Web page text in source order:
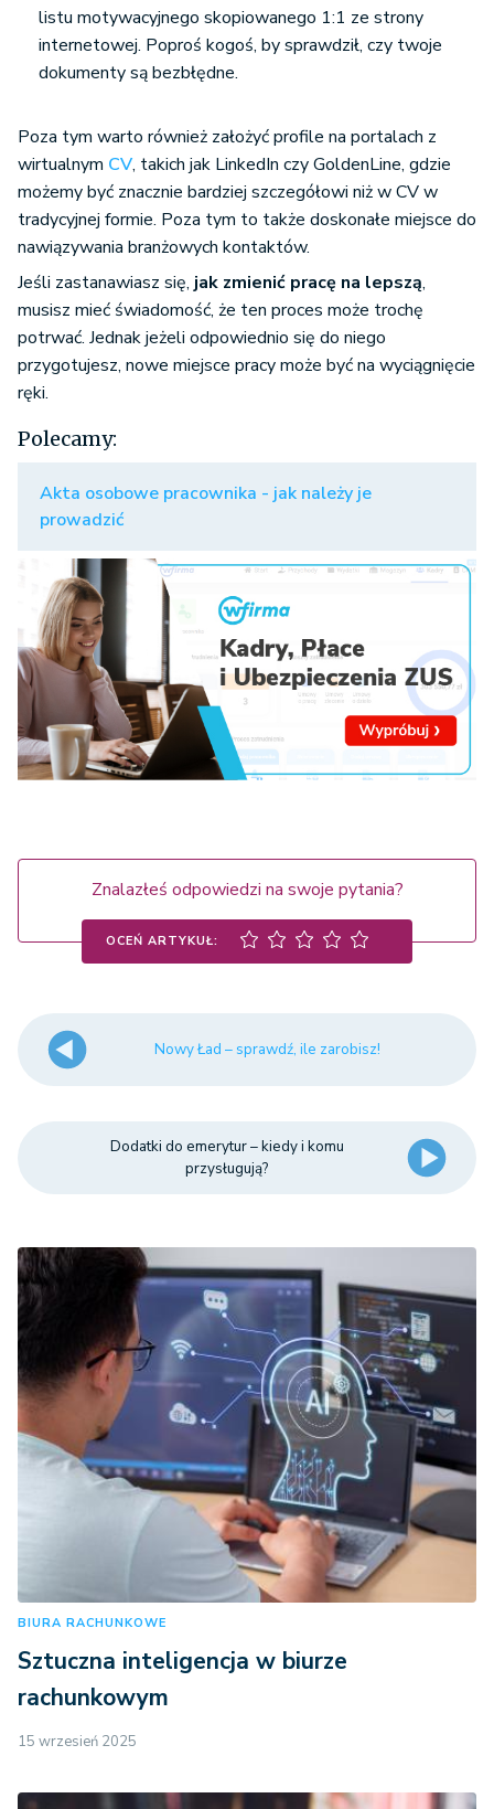
listu motywacyjnego skopiowanego 1:1 ze strony
internetowej. Poproś kogoś, by sprawdził, czy twoje
dokumenty są bezbłędne.
Poza tym warto również założyć profile na portalach z
wirtualnym CV, takich jak LinkedIn czy GoldenLine, gdzie
możemy być znacznie bardziej szczegółowi niż w CV w
tradycyjnej formie. Poza tym to także doskonałe miejsce do
nawiązywania branżowych kontaktów.
Jeśli zastanawiasz się, jak zmienić pracę na lepszą,
musisz mieć świadomość, że ten proces może trochę
potrwać. Jednak jeżeli odpowiednio się do niego
przygotujesz, nowe miejsce pracy może być na wyciągnięcie
ręki.
Polecamy:
Akta osobowe pracownika - jak należy je
prowadzić
Znalazłeś odpowiedzi na swoje pytania?
OCEŃ ARTYKUŁ:
Nowy Ład – sprawdź, ile zarobisz!
Dodatki do emerytur – kiedy i komu
przysługują?
BIURA RACHUNKOWE
Sztuczna inteligencja w biurze
rachunkowym
15 wrzesień 2025